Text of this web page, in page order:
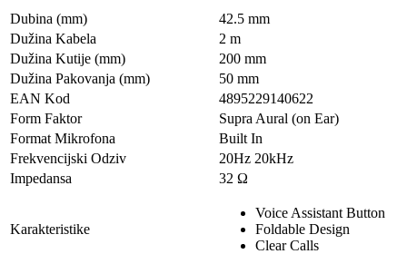
Dubina (mm)
42.5 mm
Dužina Kabela
2 m
Dužina Kutije (mm)
200 mm
Dužina Pakovanja (mm)
50 mm
EAN Kod
4895229140622
Form Faktor
Supra Aural (on Ear)
Format Mikrofona
Built In
Frekvencijski Odziv
20Hz 20kHz
Impedansa
32 Ω
Karakteristike
Voice Assistant Button
Foldable Design
Clear Calls